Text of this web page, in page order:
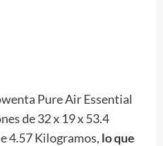
Pure Air Essential
de 32 x 19 x 53.4
4.57 Kilogramos, lo que